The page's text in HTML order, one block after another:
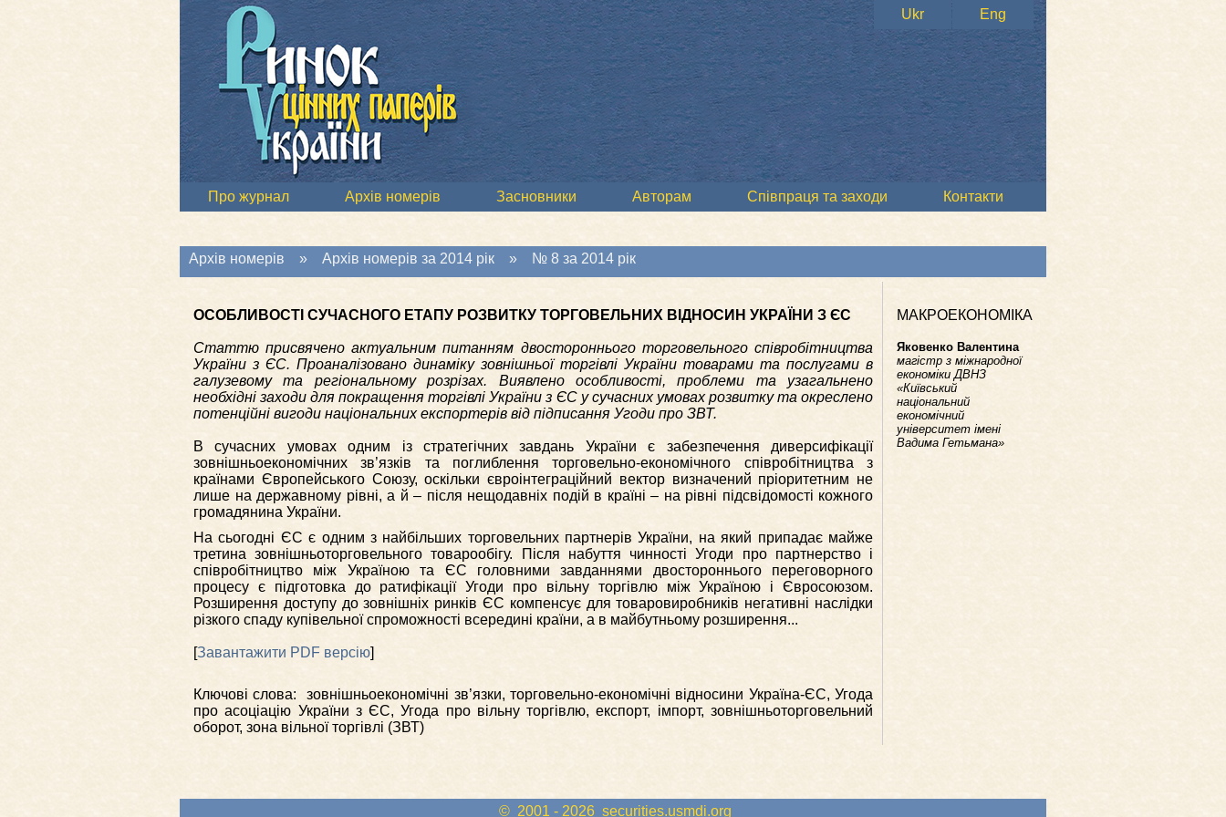
Ukr Eng
Про журнал Архів номерів Засновники Авторам Співпраця та заходи Контакти
Архів номерів » Архів номерів за 2014 рік » № 8 за 2014 рік
ОСОБЛИВОСТІ СУЧАСНОГО ЕТАПУ РОЗВИТКУ ТОРГОВЕЛЬНИХ ВІДНОСИН УКРАЇНИ З ЄС
Статтю присвячено актуальним питанням двостороннього торговельного співробітництва
України з ЄС. Проаналізовано динаміку зовнішньої торгівлі України товарами та послугами в
галузевому та регіональному розрізах. Виявлено особливості, проблеми та узагальнено
необхідні заходи для покращення торгівлі України з ЄС у сучасних умовах розвитку та окреслено
потенційні вигоди національних експортерів від підписання Угоди про ЗВТ.
В сучасних умовах одним із стратегічних завдань України є забезпечення диверсифікації
зовнішньоекономічних зв’язків та поглиблення торговельно-економічного співробітництва з
країнами Європейського Союзу, оскільки євроінтеграційний вектор визначений пріоритетним не
лише на державному рівні, а й – після нещодавніх подій в країні – на рівні підсвідомості кожного
громадянина України.
На сьогодні ЄС є одним з найбільших торговельних партнерів України, на який припадає майже
третина зовнішньоторговельного товарообігу. Після набуття чинності Угоди про партнерство і
співробітництво між Україною та ЄС головними завданнями двостороннього переговорного
процесу є підготовка до ратифікації Угоди про вільну торгівлю між Україною і Євросоюзом.
Розширення доступу до зовнішніх ринків ЄС компенсує для товаровиробників негативні наслідки
різкого спаду купівельної спроможності всередині країни, а в майбутньому розширення...
[Завантажити PDF версію]
Ключові слова: зовнішньоекономічні зв’язки, торговельно-економічні відносини Україна-ЄС, Угода
про асоціацію України з ЄС, Угода про вільну торгівлю, експорт, імпорт, зовнішньоторговельний
оборот, зона вільної торгівлі (ЗВТ)
МАКРОЕКОНОМІКА
Яковенко Валентина
магістр з міжнародної
економіки ДВНЗ
«Київський
національний
економічний
університет імені
Вадима Гетьмана»
© 2001 - 2026 securities.usmdi.org